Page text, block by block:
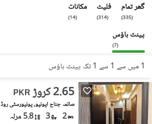
گھر تمام
(
335
)
فلیٹ
(
314
)
مکانات
(
14
)
پینٹ ہاؤس
(
7
)
1 میں سے 1 سے 1 تک پینٹ ہاؤس
PKR 2.65 کروڑ
صائمہ جناح ایونیو, یونیورسٹی روڈ
2
3 5.8 مرلہ